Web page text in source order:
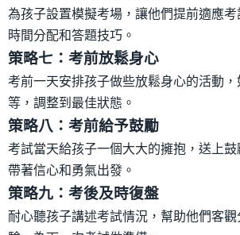
為孩子設置模擬考場，讓他們提前適應
時間分配和答題技巧。
策略七：考前放鬆身心
考前一天安排孩子做些放鬆身心的活動
等，調整到最佳狀態。
策略八：考前給予鼓勵
考試當天給孩子一個大大的擁抱，送上
帶著信心和勇氣出發。
策略九：考後及時復盤
耐心聽孩子講述考試情況，幫助他們客